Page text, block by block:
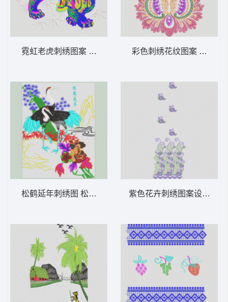
霓虹老虎刺绣图案 竹林猛虎_壁画版
松鹤延年刺绣图 松鹤延年_工艺版
彩色刺绣花纹图案 富贵花
紫色花卉刺绣图案设计 经